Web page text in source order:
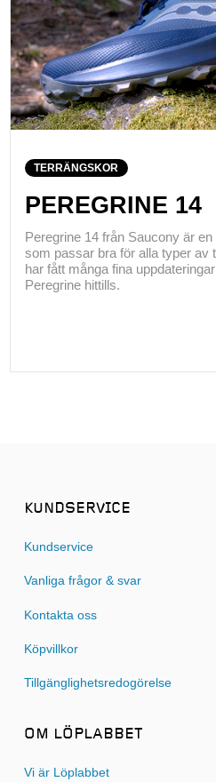
TERRÄNGSKOR
PEREGRINE 14
Peregrine 14 från Saucony är
som passar bra för alla typer av
har fått många fina
Peregrine hittills.
KUNDSERVICE
Kundservice
Vanliga frågor & svar
Kontakta oss
Köpvillkor
Tillgänglighetsredogörelse
OM LÖPLABBET
Vi är Löplabbet